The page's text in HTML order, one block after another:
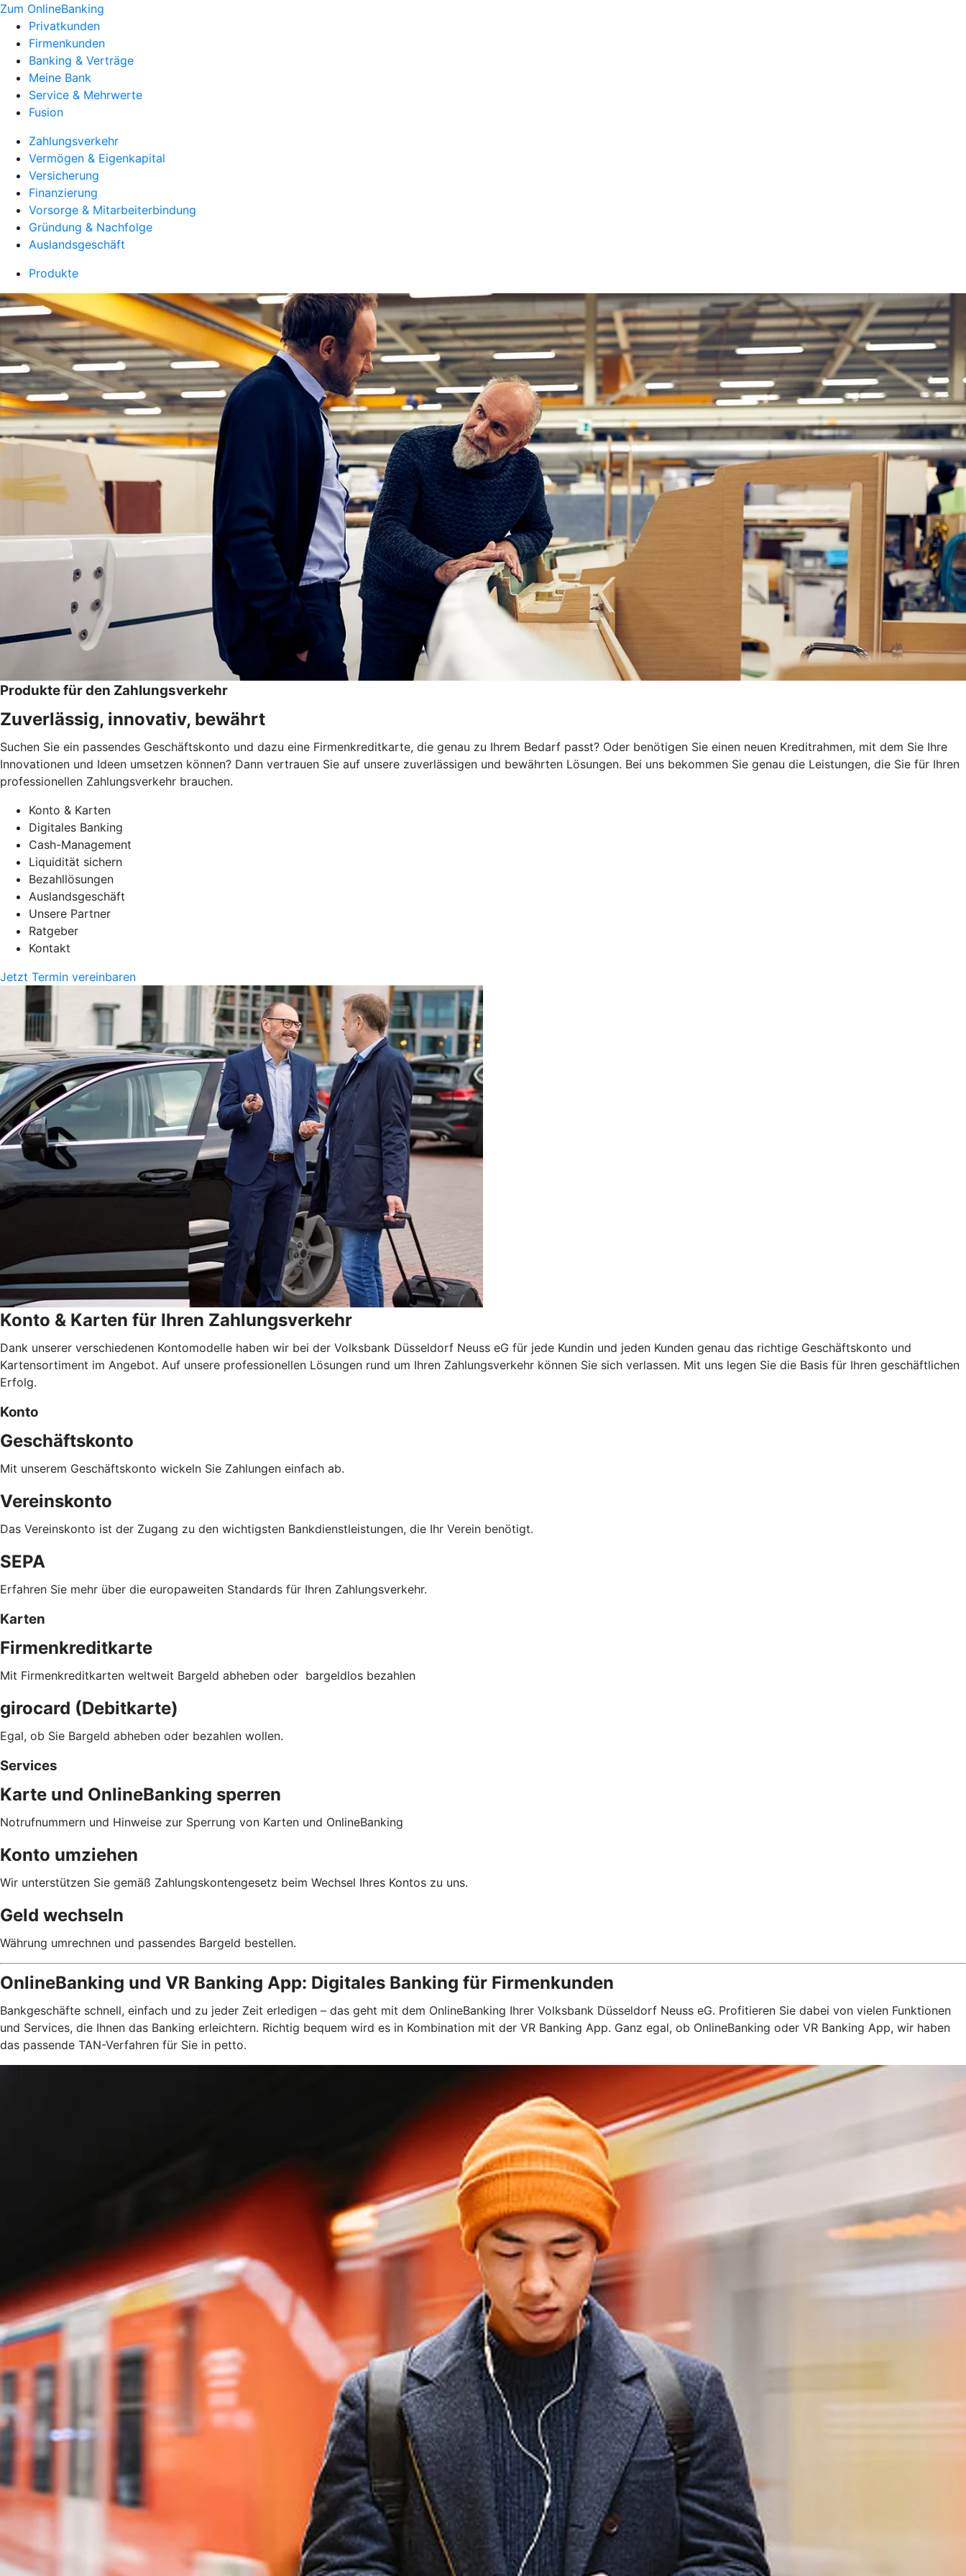
Zum OnlineBanking
Privatkunden
Firmenkunden
Banking & Verträge
Meine Bank
Service & Mehrwerte
Fusion
Zahlungsverkehr
Vermögen & Eigenkapital
Versicherung
Finanzierung
Vorsorge & Mitarbeiterbindung
Gründung & Nachfolge
Auslandsgeschäft
Produkte
Produkte für den Zahlungsverkehr
Zuverlässig, innovativ, bewährt
Suchen Sie ein passendes Geschäftskonto und dazu eine Firmenkreditkarte, die genau zu Ihrem Bedarf passt? Oder benötigen Sie einen neuen Kreditrahmen, mit dem Sie Ihre
Innovationen und Ideen umsetzen können? Dann vertrauen Sie auf unsere zuverlässigen und bewährten Lösungen. Bei uns bekommen Sie genau die Leistungen, die Sie für Ihren
professionellen Zahlungsverkehr brauchen.
Konto & Karten
Digitales Banking
Cash-Management
Liquidität sichern
Bezahllösungen
Auslandsgeschäft
Unsere Partner
Ratgeber
Kontakt
Jetzt Termin vereinbaren
Konto & Karten für Ihren Zahlungsverkehr
Dank unserer verschiedenen Kontomodelle haben wir bei der Volksbank Düsseldorf Neuss eG für jede Kundin und jeden Kunden genau das richtige Geschäftskonto und
Kartensortiment im Angebot. Auf unsere professionellen Lösungen rund um Ihren Zahlungsverkehr können Sie sich verlassen. Mit uns legen Sie die Basis für Ihren geschäftlichen
Erfolg.
Konto
Geschäftskonto
Mit unserem Geschäftskonto wickeln Sie Zahlungen einfach ab.
Vereinskonto
Das Vereinskonto ist der Zugang zu den wichtigsten Bankdienstleistungen, die Ihr Verein benötigt.
SEPA
Erfahren Sie mehr über die europaweiten Standards für Ihren Zahlungsverkehr.
Karten
Firmenkreditkarte
Mit Firmenkreditkarten weltweit Bargeld abheben oder bargeldlos bezahlen
girocard (Debitkarte)
Egal, ob Sie Bargeld abheben oder bezahlen wollen.
Services
Karte und OnlineBanking sperren
Notrufnummern und Hinweise zur Sperrung von Karten und OnlineBanking
Konto umziehen
Wir unterstützen Sie gemäß Zahlungskontengesetz beim Wechsel Ihres Kontos zu uns.
Geld wechseln
Währung umrechnen und passendes Bargeld bestellen.
OnlineBanking und VR Banking App: Digitales Banking für Firmenkunden
Bankgeschäfte schnell, einfach und zu jeder Zeit erledigen – das geht mit dem OnlineBanking Ihrer Volksbank Düsseldorf Neuss eG. Profitieren Sie dabei von vielen Funktionen
und Services, die Ihnen das Banking erleichtern. Richtig bequem wird es in Kombination mit der VR Banking App. Ganz egal, ob OnlineBanking oder VR Banking App, wir haben
das passende TAN-Verfahren für Sie in petto.